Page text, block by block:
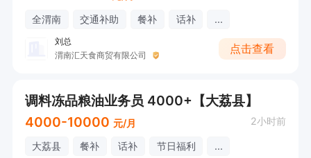
全渭南 交通补助 餐补 话补 ...
刘总
渭南汇天食商贸有限公司
点击查看
调料冻品粮油业务员 4000+【大荔县】
4000-10000 元/月 2小时前
大荔县 餐补 话补 节日福利 ...